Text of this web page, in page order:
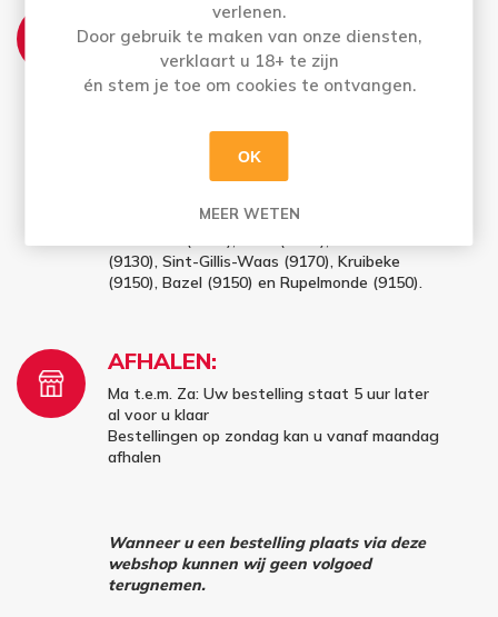
THUISLEVERING:
Ma t.e.m. Vrij: Vóór 16u besteld = morgen in
Bestellingen op zaterdag en zondag (vóór
✔ Gratis thuislevering vanaf 100 euro (excl.
leeggoed) in Sint-Niklaas (9100), Belsele
Waasmunster (9250), Beveren (9120)
(9130), Sint-Gillis-Waas (9170), Kruibeke
(9150), Bazel (9150) en Rupelmonde (9150).
AFHALEN:
Ma t.e.m. Za: Uw bestelling staat 5 uur later
al voor u klaar
Bestellingen op zondag kan u vanaf maandag
afhalen
Wanneer u een bestelling plaats via deze
webshop kunnen wij geen volgoed
terugnemen.
verlenen.
Door gebruik te maken van onze diensten,
verklaart u 18+ te zijn
én stem je toe om cookies te ontvangen.
OK
MEER WETEN